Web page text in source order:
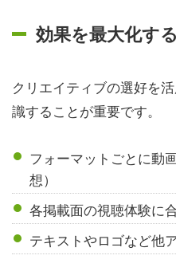
効果を最大化す
クリエイティブの選好を
識することが重要です。
フォーマットごとに動
想）
各掲載面の視聴体験に
テキストやロゴなど他